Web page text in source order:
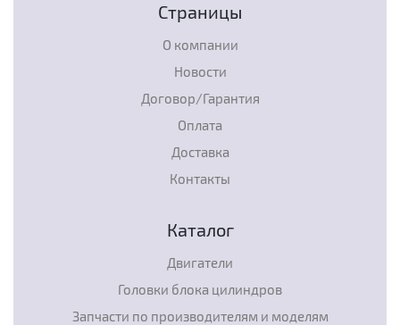
Страницы
О компании
Новости
Договор/Гарантия
Оплата
Доставка
Контакты
Каталог
Двигатели
Головки блока цилиндров
Запчасти по производителям и моделям